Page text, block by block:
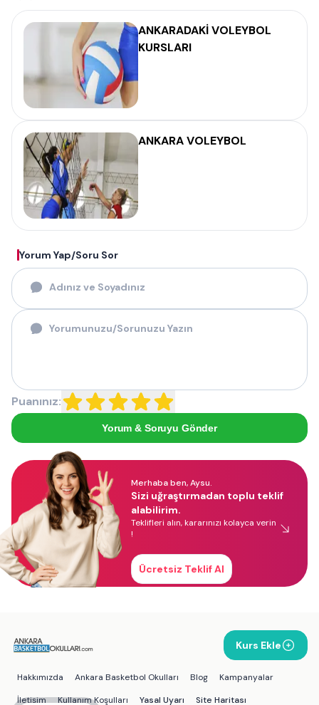
ANKARADAKİ VOLEYBOL
KURSLARI
ANKARA VOLEYBOL
Yorum Yap/Soru Sor
Puanınız:
Yorum & Soruyu Gönder
Merhaba ben, Aysu.
Sizi uğraştırmadan toplu teklif
alabilirim.
Teklifleri alın, kararınızı kolayca verin
!
Ücretsiz Teklif Al
Kurs Ekle
Hakkımızda Ankara Basketbol Okulları Blog
Kampanyalar
İletişim
Kullanım Koşulları Yasal Uyarı Site Haritası